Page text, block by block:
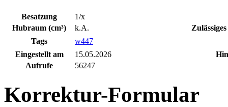
Besatzung
1/x
Hubraum (cm³)
k.A.
Tags
w447
Eingestellt am
15.05.2026
Aufrufe
56247
Korrektur-Formular